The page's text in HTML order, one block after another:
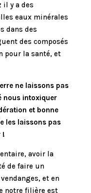
il y a des
eaux minérales
dans des
des composés
pour la santé, et
ne laissons pas
nous intoxiquer
et bonne
les laissons pas
!
avoir la
de faire un
et en
notre filière est